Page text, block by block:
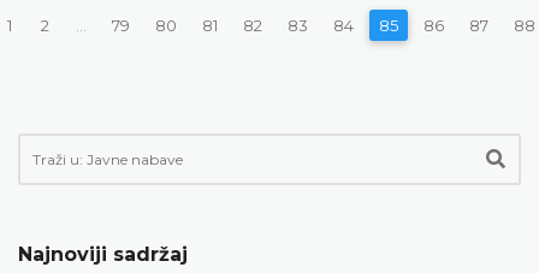
1 2 79 80 81 82 83 84 85 86 87 88
Najnoviji sadržaj